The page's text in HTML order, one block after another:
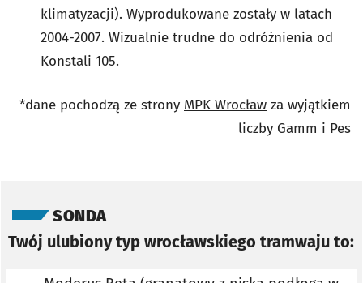
klimatyzacji). Wyprodukowane zostały w latach
2004-2007. Wizualnie trudne do odróżnienia od
Konstali 105.
*dane pochodzą ze strony MPK Wrocław za wyjątkiem
liczby Gamm i Pes
SONDA
Twój ulubiony typ wrocławskiego tramwaju to: